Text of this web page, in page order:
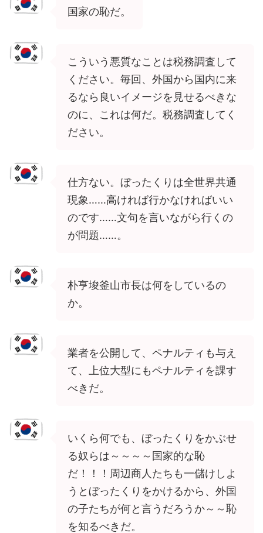
国家の恥だ。
こういう悪質なことは税務調査して
ください。毎回、外国から国内に来
るなら良いイメージを見せるべきな
のに、これは何だ。税務調査してく
ださい。
仕方ない。ぼったくりは全世界共通
現象……高ければ行かなければいい
のです……文句を言いながら行くの
が問題……。
朴亨埈釜山市長は何をしているの
か。
業者を公開して、ペナルティも与え
て、上位大型にもペナルティを課す
べきだ。
いくら何でも、ぼったくりをかぶせ
る奴らは～～～～国家的な恥
だ！！！周辺商人たちも一儲けしよ
うとぼったくりをかけるから、外国
の子たちが何と言うだろうか～～恥
を知るべきだ。